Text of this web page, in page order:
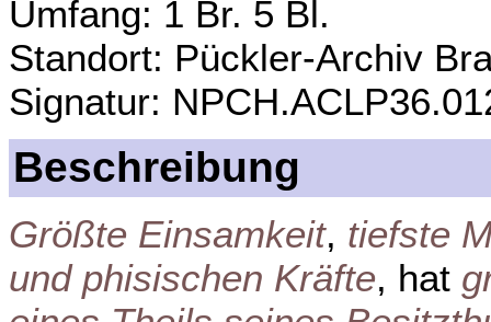
Umfang: 1 Br. 5 Bl.
Standort: Pückler-Archiv
Signatur:
Beschreibung
Größte Einsamkeit, tiefste
und phisischen Kräfte, hat